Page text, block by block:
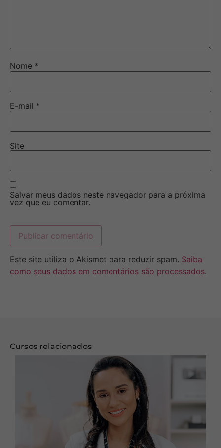
Nome *
E-mail *
Site
Salvar meus dados neste navegador para a próxima
vez que eu comentar.
Este site utiliza o Akismet para reduzir spam. Saiba
como seus dados em comentários são processados.
Cursos relacionados